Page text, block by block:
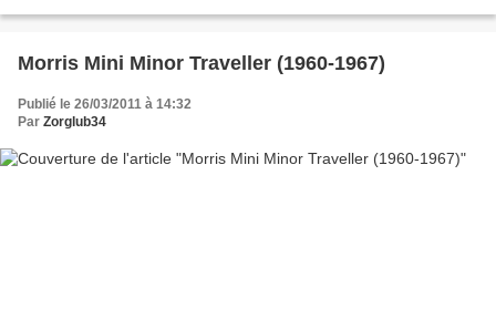
Morris Mini Minor Traveller (1960-1967)
Publié le 26/03/2011 à 14:32
Par Zorglub34